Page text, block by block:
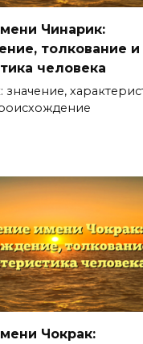
Чинарик:
толкование и
человека
Чокрак: